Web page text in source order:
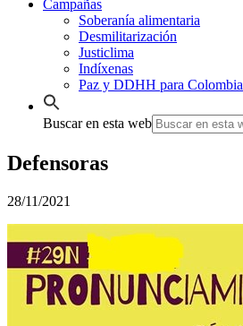
Campañas
Soberanía alimentaria
Desmilitarización
Justiclima
Indíxenas
Paz y DDHH para Colombia
Buscar en esta web
Defensoras
28/11/2021